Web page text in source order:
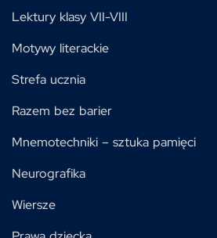
Lektury klasy VII-VIII
Motywy literackie
Strefa ucznia
Razem bez barier
Mnemotechniki – sztuka pamięci
Neurografika
Wiersze